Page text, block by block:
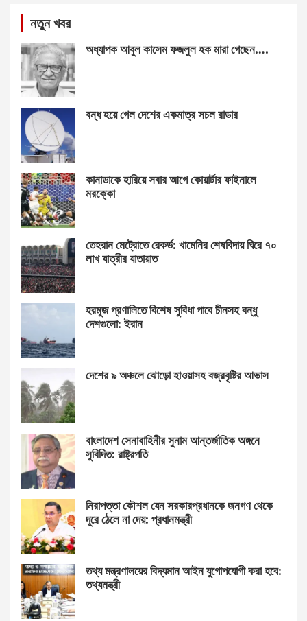
নতুন খবর
অধ্যাপক আবুল কাসেম ফজলুল হক মারা গেছেন….
বন্ধ হয়ে গেল দেশের একমাত্র সচল রাডার
কানাডাকে হারিয়ে সবার আগে কোয়ার্টার ফাইনালে
মরক্কো
তেহরান মেট্রোতে রেকর্ড: খামেনির শেষবিদায় ঘিরে ৭০
লাখ যাত্রীর যাতায়াত
হরমুজ প্রণালিতে বিশেষ সুবিধা পাবে চীনসহ বন্ধু
দেশগুলো: ইরান
দেশের ৯ অঞ্চলে ঝোড়ো হাওয়াসহ বজ্রবৃষ্টির আভাস
বাংলাদেশ সেনাবাহিনীর সুনাম আন্তর্জাতিক অঙ্গনে
সুবিদিত: রাষ্ট্রপতি
নিরাপত্তা কৌশল যেন সরকারপ্রধানকে জনগণ থেকে
দূরে ঠেলে না দেয়: প্রধানমন্ত্রী
তথ্য মন্ত্রণালয়ের বিদ্যমান আইন যুগোপযোগী করা হবে:
তথ্যমন্ত্রী